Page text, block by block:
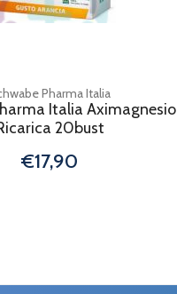
Pharma Italia
Italia Aximagnesio
20bust
€17,90